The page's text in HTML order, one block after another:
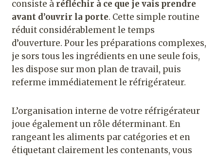
consiste à réfléchir à ce que je vais prendre
avant d’ouvrir la porte. Cette simple routine
réduit considérablement le temps
d’ouverture. Pour les préparations complexes,
je sors tous les ingrédients en une seule fois,
les dispose sur mon plan de travail, puis
referme immédiatement le réfrigérateur.
L’organisation interne de votre réfrigérateur
joue également un rôle déterminant. En
rangeant les aliments par catégories et en
étiquetant clairement les contenants, vous